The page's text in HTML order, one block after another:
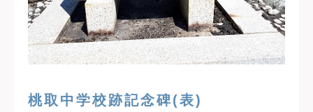
桃取中学校跡記念碑(表)